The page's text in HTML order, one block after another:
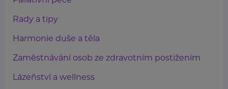
Rady a tipy
Harmonie duše a těla
Zaměstnávání osob ze zdravotním postižením
Lázeňství a wellness